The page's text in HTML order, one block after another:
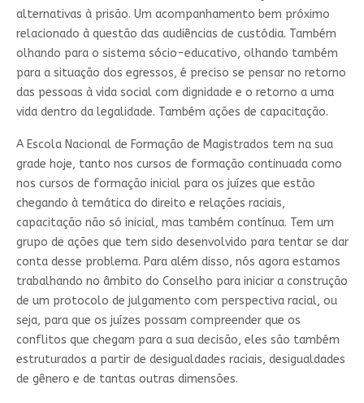
alternativas à prisão. Um acompanhamento bem próximo
relacionado à questão das audiências de custódia. Também
olhando para o sistema sócio-educativo, olhando também
para a situação dos egressos, é preciso se pensar no retorno
das pessoas à vida social com dignidade e o retorno a uma
vida dentro da legalidade. Também ações de capacitação.
A Escola Nacional de Formação de Magistrados tem na sua
grade hoje, tanto nos cursos de formação continuada como
nos cursos de formação inicial para os juízes que estão
chegando à temática do direito e relações raciais,
capacitação não só inicial, mas também contínua. Tem um
grupo de ações que tem sido desenvolvido para tentar se dar
conta desse problema. Para além disso, nós agora estamos
trabalhando no âmbito do Conselho para iniciar a construção
de um protocolo de julgamento com perspectiva racial, ou
seja, para que os juízes possam compreender que os
conflitos que chegam para a sua decisão, eles são também
estruturados a partir de desigualdades raciais, desigualdades
de gênero e de tantas outras dimensões.